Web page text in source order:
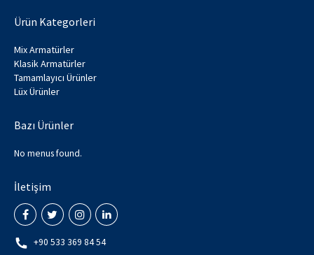
Ürün Kategorleri
Mix Armatürler
Klasik Armatürler
Tamamlayıcı Ürünler
Lüx Ürünler
Bazı Ürünler
No menus found.
İletişim
+90 533 369 84 54